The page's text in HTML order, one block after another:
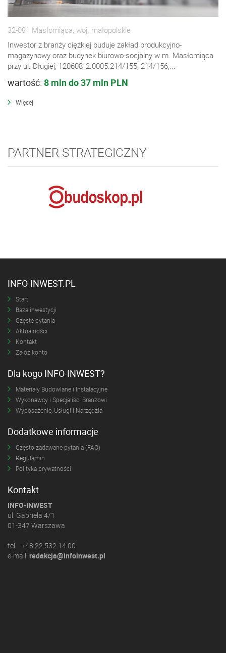
32-091 Masłomiąca, woj. małopolskie
Inwestor z branży ciężkiej buduje zakład produkcyjno-
magazynowy oraz budynek biurowo-socjalny w m. Masłomiąca
przy ul. Długiej, 120608_2.0005.214/155, 214/156,...
wartość: 8 mln do 37 mln PLN
Więcej
PARTNER STRATEGICZNY
INFO-INWEST.PL
Start
Baza inwestycji
Częste pytania
Aktualności
Kontakt
Załóż konto
Dla kogo INFO-INWEST?
Materiały Budowlane i Instalacyjne
Wykonawcy i Specjaliści Branżowi
Wyposażenie, Usługi i Narzędzia
Dodatkowe informacje
Często zadawane pytania (FAQ)
Regulamin
Polityka prywatności
Kontakt
INFO-INWEST
ul. Gabriela 4/1
01-347 Warszawa
tel. +48 22 532 14 00
e-mail: redakcja@infoinwest.pl